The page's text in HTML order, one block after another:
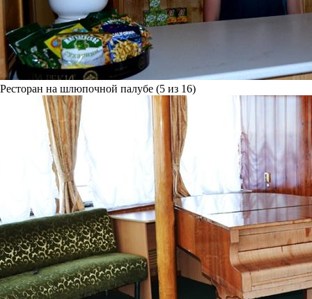
Ресторан на шлюпочной палубе (5 из 16)